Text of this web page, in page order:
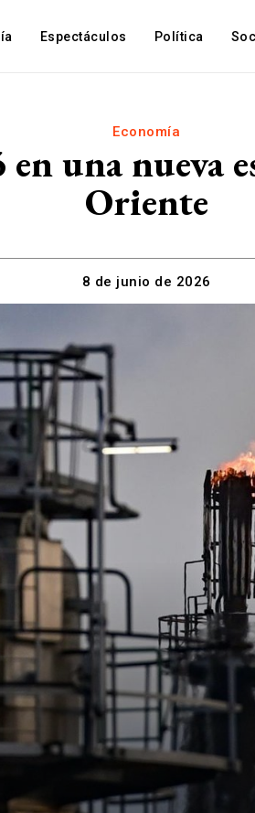
Espectáculos Política
Economía
una nueva
Oriente
8 de junio de 2026